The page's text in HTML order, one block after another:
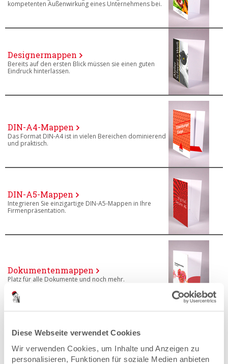
Diese Webseite verwendet Cookies
Wir verwenden Cookies, um Inhalte und Anzeigen zu
personalisieren, Funktionen für soziale Medien anbieten
kompetenten Außenwirkung eines Unternehmens bei.
Designermappen
Bereits auf den ersten Blick müssen sie einen guten
Eindruck hinterlassen.
DIN-A4-Mappen
Das Format DIN-A4 ist in vielen Bereichen dominierend
und praktisch.
DIN-A5-Mappen
Integrieren Sie einzigartige DIN-A5-Mappen in Ihre
Firmenpräsentation.
Dokumentenmappen
Platz für alle Dokumente und noch mehr.
Hotelmappen
direkt auf dem Zimmer zum Stöbern einlädt.